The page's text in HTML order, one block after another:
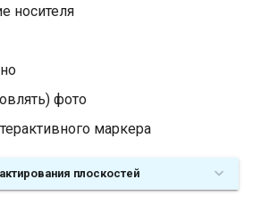
носителя
фото
маркера
плоскостей